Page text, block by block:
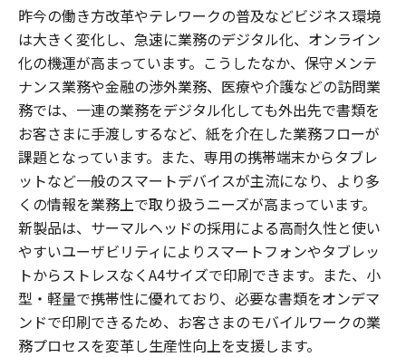
昨今の働き方改革やテレワークの普及などビジネス環境
は大きく変化し、急速に業務のデジタル化、オンライン
化の機運が高まっています。こうしたなか、保守メンテ
ナンス業務や金融の渉外業務、医療や介護などの訪問業
務では、一連の業務をデジタル化しても外出先で書類を
お客さまに手渡しするなど、紙を介在した業務フローが
課題となっています。また、専用の携帯端末からタブレ
ットなど一般のスマートデバイスが主流になり、より多
くの情報を業務上で取り扱うニーズが高まっています。
新製品は、サーマルヘッドの採用による高耐久性と使い
やすいユーザビリティによりスマートフォンやタブレッ
トからストレスなくA4サイズで印刷できます。また、小
型・軽量で携帯性に優れており、必要な書類をオンデマ
ンドで印刷できるため、お客さまのモバイルワークの業
務プロセスを変革し生産性向上を支援します。